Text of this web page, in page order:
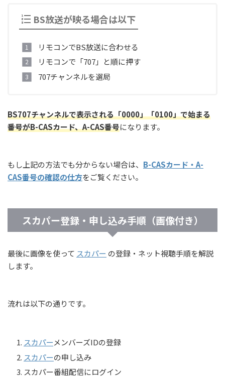
BS放送が映る場合は以下
リモコンでBS放送に合わせる
リモコンで「707」と順に押す
707チャンネルを選局
BS707チャンネルで表示される「0000」「0100」で始まる
番号がB-CASカード、A-CAS番号になります。
もし上記の方法でも分からない場合は、 B-CASカード・A-
CAS番号の確認の仕方をご覧ください。
スカパー登録・申し込み手順（画像付き）
最後に画像を使って スカパー の登録・ネット視聴手順を解説
します。
流れは以下の通りです。
スカパーメンバーズIDの登録
スカパーの申し込み
スカパー番組配信にログイン